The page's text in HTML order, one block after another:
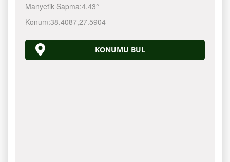
Manyetik Sapma:4.43°
Konum:38.4087,27.5904
KONUMU BUL